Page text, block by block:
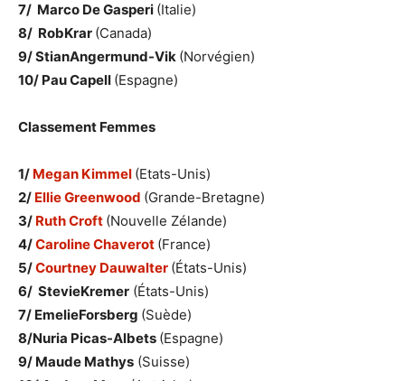
7/ Marco De Gasperi (Italie)
8/ RobKrar (Canada)
9/ StianAngermund-Vik (Norvégien)
10/ Pau Capell (Espagne)
Classement Femmes
1/ Megan Kimmel (Etats-Unis)
2/ Ellie Greenwood (Grande-Bretagne)
3/ Ruth Croft (Nouvelle Zélande)
4/Caroline Chaverot (France)
5/Courtney Dauwalter (États-Unis)
6/ StevieKremer (États-Unis)
7/ EmelieForsberg (Suède)
8/Nuria Picas-Albets (Espagne)
9/ Maude Mathys (Suisse)